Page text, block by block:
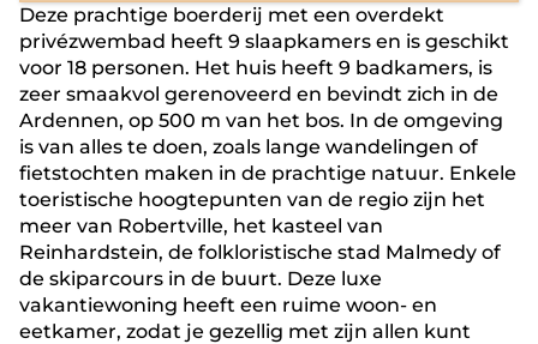
Deze prachtige boerderij met een overdekt
privézwembad heeft 9 slaapkamers en is geschikt
voor 18 personen. Het huis heeft 9 badkamers, is
zeer smaakvol gerenoveerd en bevindt zich in de
Ardennen, op 500 m van het bos. In de omgeving
is van alles te doen, zoals lange wandelingen of
fietstochten maken in de prachtige natuur. Enkele
toeristische hoogtepunten van de regio zijn het
meer van Robertville, het kasteel van
Reinhardstein, de folkloristische stad Malmedy of
de skiparcours in de buurt. Deze luxe
vakantiewoning heeft een ruime woon- en
eetkamer, zodat je gezellig met zijn allen kunt